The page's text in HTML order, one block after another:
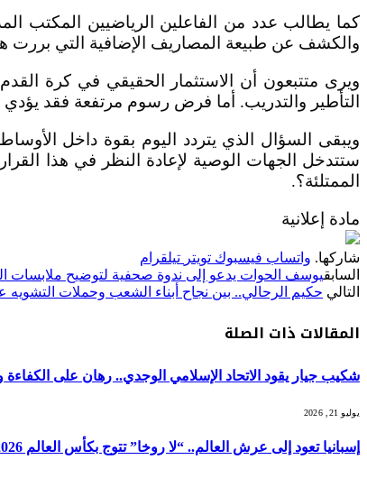
كما يطالب عدد من الفاعلين الرياضيين المكتب
والكشف عن طبيعة المصاريف الإضافية التي بررت
ويرى متتبعون أن الاستثمار الحقيقي في كرة
التأطير والتدريب. أما فرض رسوم مرتفعة فقد
ويبقى السؤال الذي يتردد اليوم بقوة داخل
ستتدخل الجهات الوصية لإعادة النظر في هذا
الممتلئة؟.
مادة إعلانية
شاركها. واتساب فيسبوك تويتر تيلقرام
السابقيوسف الحوات يدعو إلى ندوة صحفية لتوضيح ملابسات
التالي حكيم الرحالي.. بين نجاح أبناء الشعب وحملات التشويه
المقالات ذات الصلة
شكيب جيار يقود الاتحاد الإسلامي الوجدي.. رهان على الكفاءة
يوليو 21, 2026
إسبانيا تعود إلى عرش العالم.. “لا روخا” تتوج بكأس العالم 2026 على حساب الأرجنتين